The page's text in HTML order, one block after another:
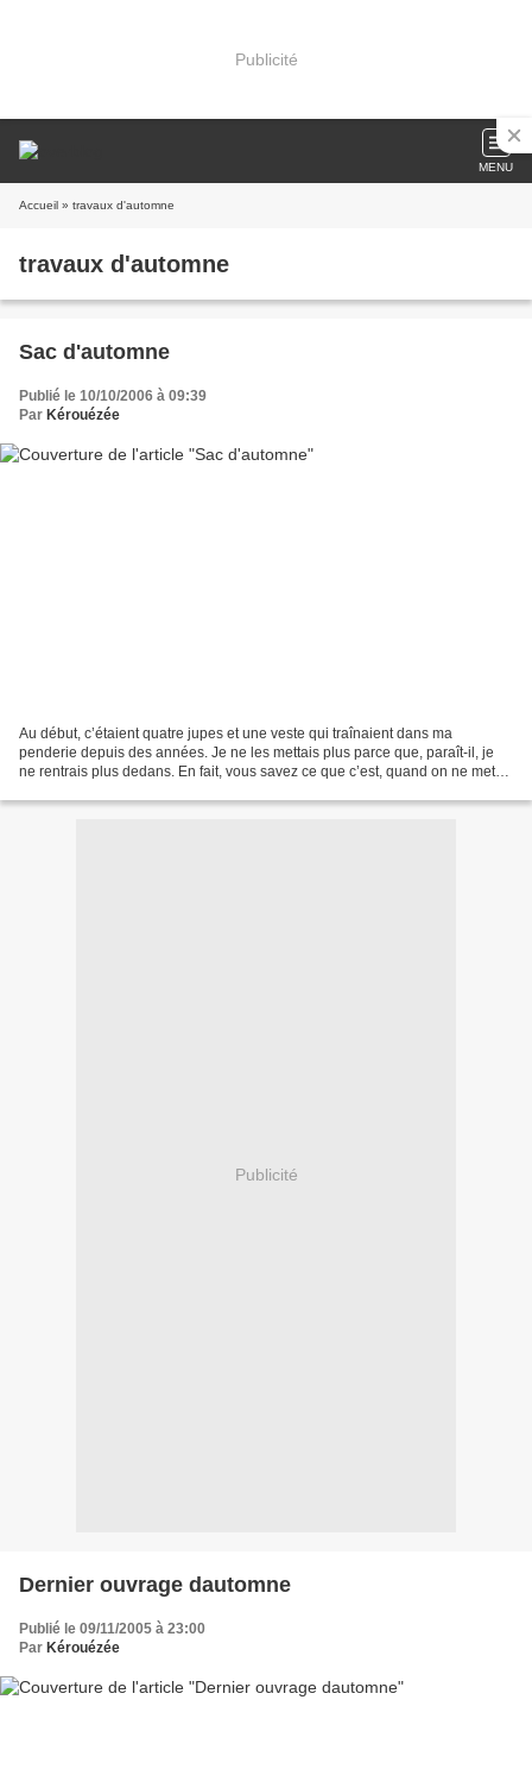
Publicité
MENU
Accueil » travaux d'automne
travaux d'automne
Sac d'automne
Publié le 10/10/2006 à 09:39
Par Kérouézée
Au début, c’étaient quatre jupes et une veste qui traînaient dans ma
penderie depuis des années. Je ne les mettais plus parce que, paraît-il, je
ne rentrais plus dedans. En fait, vous savez ce que c’est, quand on ne met
Publicité
Dernier ouvrage dautomne
Publié le 09/11/2005 à 23:00
Par Kérouézée